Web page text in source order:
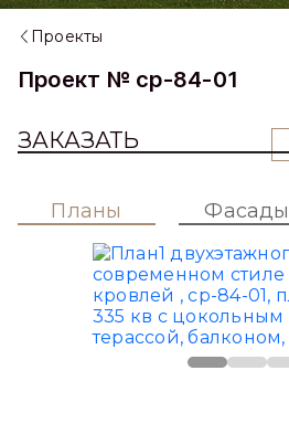
Проекты
Проект № cp-84-01
ЗАКАЗАТЬ
Планы Фасады